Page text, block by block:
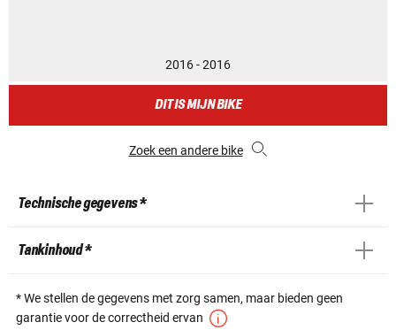
2016 - 2016
DIT IS MIJN BIKE
Zoek een andere bike
Technische gegevens *
Tankinhoud *
* We stellen de gegevens met zorg samen, maar bieden geen
garantie voor de correctheid ervan